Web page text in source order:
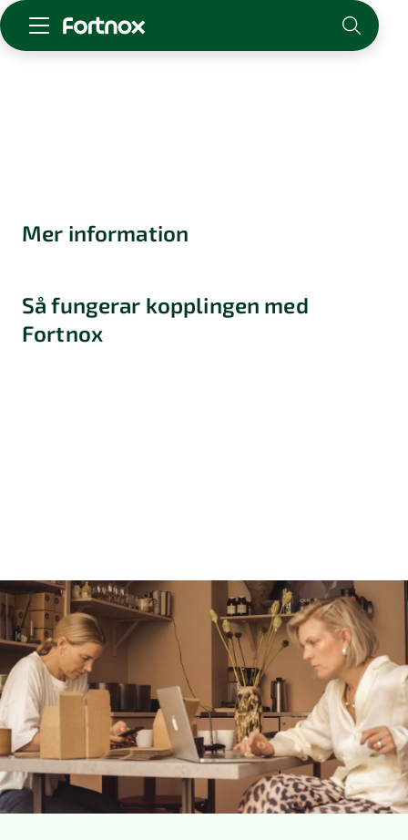
Logga in
Karriär
Kontakt
Mer information
Så fungerar kopplingen med
Fortnox